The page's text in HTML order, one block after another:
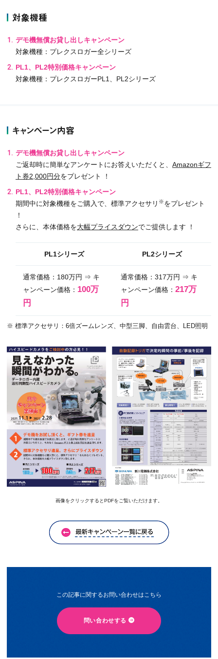
対象機種
デモ機無償お貸し出しキャンペーン​
対象機種：プレクスロガー全シリーズ​
PL1、PL2特別価格キャンペーン​
対象機種：プレクスロガーPL1、PL2シリーズ
キャンペーン内容
デモ機無償お貸し出しキャンペーン​
ご返却時に簡単なアンケートにお答えいただくと、 Amazonギフ
ト券2,000円分をプレゼント ！
PL1、PL2特別価格キャンペーン​
期間中に対象機種をご購入で、標準アクセサリ ※をプレゼント
！
さらに、本体価格を大幅プライスダウンでご提供します ！
PL1シリーズ PL2シリーズ
通常価格：180万円 ⇒ キ
ャンペーン価格： 100万
円
通常価格：317万円 ⇒ キ
ャンペーン価格： ​217万
円
※ 標準アクセサリ：6倍ズームレンズ、中型三脚、自由雲台、LED照明
画像をクリックするとPDFをご覧いただけます。
この記事に関するお問い合わせはこちら
問い合わせする